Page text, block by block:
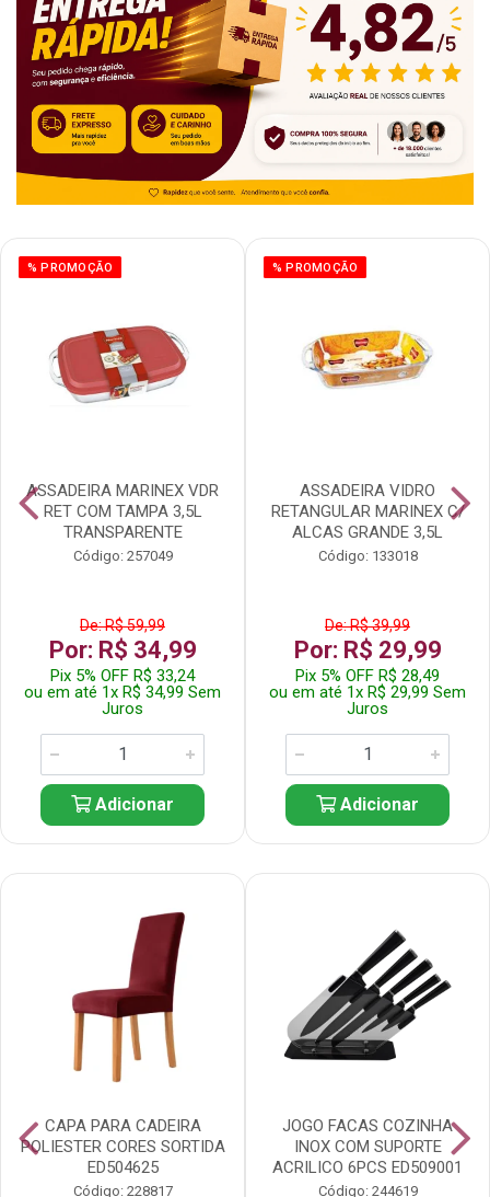
% PROMOÇÃO
ASSADEIRA MARINEX VDR
RET COM TAMPA 3,5L
TRANSPARENTE
Código: 257049
De: R$ 59,99
Por: R$ 34,99
Pix 5% OFF R$ 33,24
ou em até 1x R$ 34,99 Sem
Juros
Adicionar
% PROMOÇÃO
ASSADEIRA VIDRO
RETANGULAR MARINEX C/
ALCAS GRANDE 3,5L
Código: 133018
De: R$ 39,99
Por: R$ 29,99
Pix 5% OFF R$ 28,49
ou em até 1x R$ 29,99 Sem
Juros
Adicionar
CAPA PARA CADEIRA
POLIESTER CORES SORTIDA
ED504625
Código: 228817
JOGO FACAS COZINHA
INOX COM SUPORTE
ACRILICO 6PCS ED509001
Código: 244619